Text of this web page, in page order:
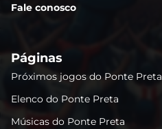
Fale conosco
Páginas
Próximos jogos do Ponte Preta
Elenco do Ponte Preta
Músicas do Ponte Preta